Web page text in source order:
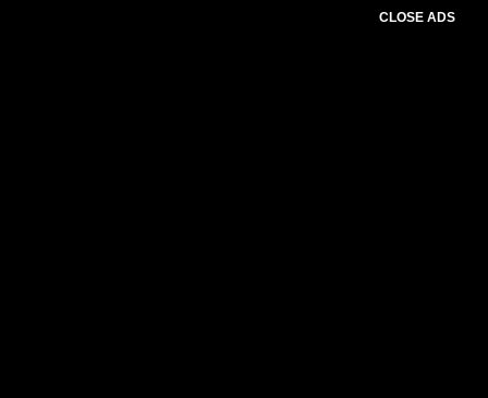
CLOSE ADS